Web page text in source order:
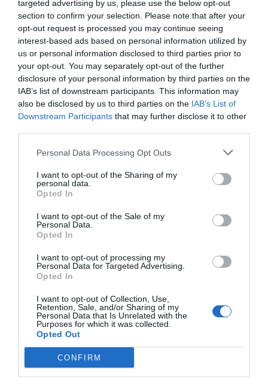
targeted advertising by us, please use the below opt-out
section to confirm your selection. Please note that after your
opt-out request is processed you may continue seeing
interest-based ads based on personal information utilized by
us or personal information disclosed to third parties prior to
your opt-out. You may separately opt-out of the further
disclosure of your personal information by third parties on the
IAB’s list of downstream participants. This information may
also be disclosed by us to third parties on the IAB’s List of
Downstream Participants that may further disclose it to other
Personal Data Processing Opt Outs
I want to opt-out of the Sharing of my
personal data.
Opted In
I want to opt-out of the Sale of my
Personal Data.
Opted In
I want to opt-out of processing my
Personal Data for Targeted Advertising.
Opted In
I want to opt-out of Collection, Use,
Retention, Sale, and/or Sharing of my
Personal Data that Is Unrelated with the
Purposes for which it was collected.
Opted Out
CONFIRM
Tillbehör och liknande:
Inlagda granskott
Inlagda späda delikata granskott får en pikant
gran. En...
RECEPT
RECEPT